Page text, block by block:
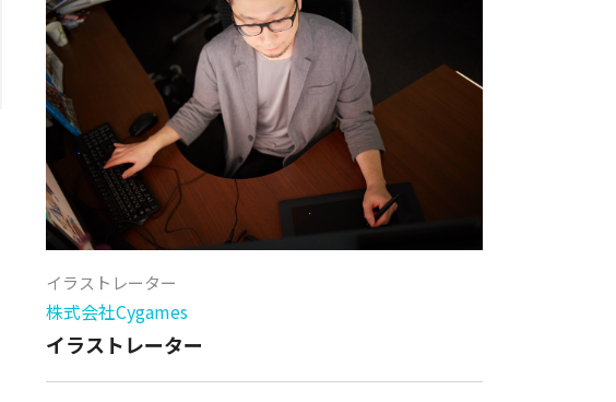
イラストレーター
株式会社Cygames
イラストレーター